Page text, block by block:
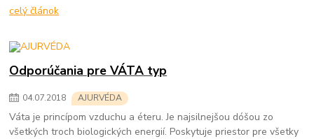
celý článok
Odporúčania pre VÁTA typ
04.07.2018 AJURVÉDA
Váta je princípom vzduchu a éteru. Je najsilnejšou dóšou zo
všetkých troch biologických energií. Poskytuje priestor pre všetky